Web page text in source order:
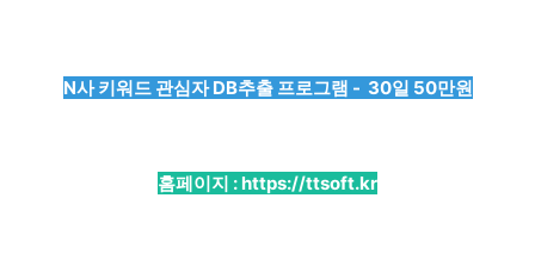
N사 키워드 관심자 DB추출 프로그램 - 30일 50만원
홈페이지 :https://ttsoft.kr